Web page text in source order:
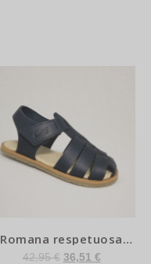
Romana respetuosa
marino – Flexi Nens
42,95€ 36,51 €